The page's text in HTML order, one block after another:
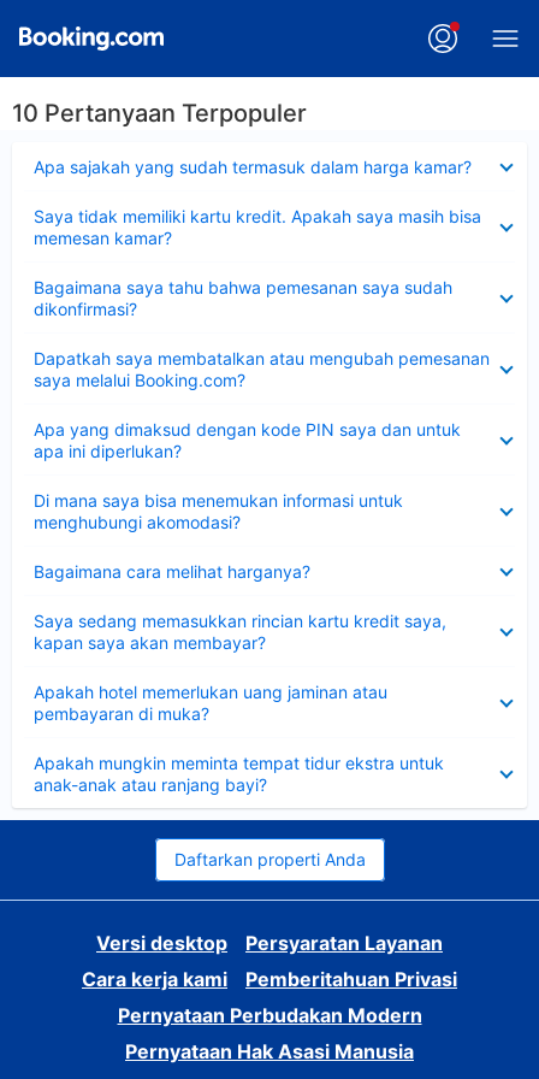
10 Pertanyaan Terpopuler
Apa sajakah yang sudah termasuk dalam harga kamar?
Saya tidak memiliki kartu kredit. Apakah saya masih bisa
memesan kamar?
Bagaimana saya tahu bahwa pemesanan saya sudah
dikonfirmasi?
Dapatkah saya membatalkan atau mengubah pemesanan
saya melalui Booking.com?
Apa yang dimaksud dengan kode PIN saya dan untuk
apa ini diperlukan?
Di mana saya bisa menemukan informasi untuk
menghubungi akomodasi?
Bagaimana cara melihat harganya?
Saya sedang memasukkan rincian kartu kredit saya,
kapan saya akan membayar?
Apakah hotel memerlukan uang jaminan atau
pembayaran di muka?
Apakah mungkin meminta tempat tidur ekstra untuk
anak-anak atau ranjang bayi?
Daftarkan properti Anda
Versi desktop
Persyaratan Layanan
Cara kerja kami
Pemberitahuan Privasi
Pernyataan Perbudakan Modern
Pernyataan Hak Asasi Manusia